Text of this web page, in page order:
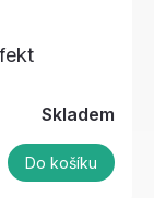
Skladem
Do košíku